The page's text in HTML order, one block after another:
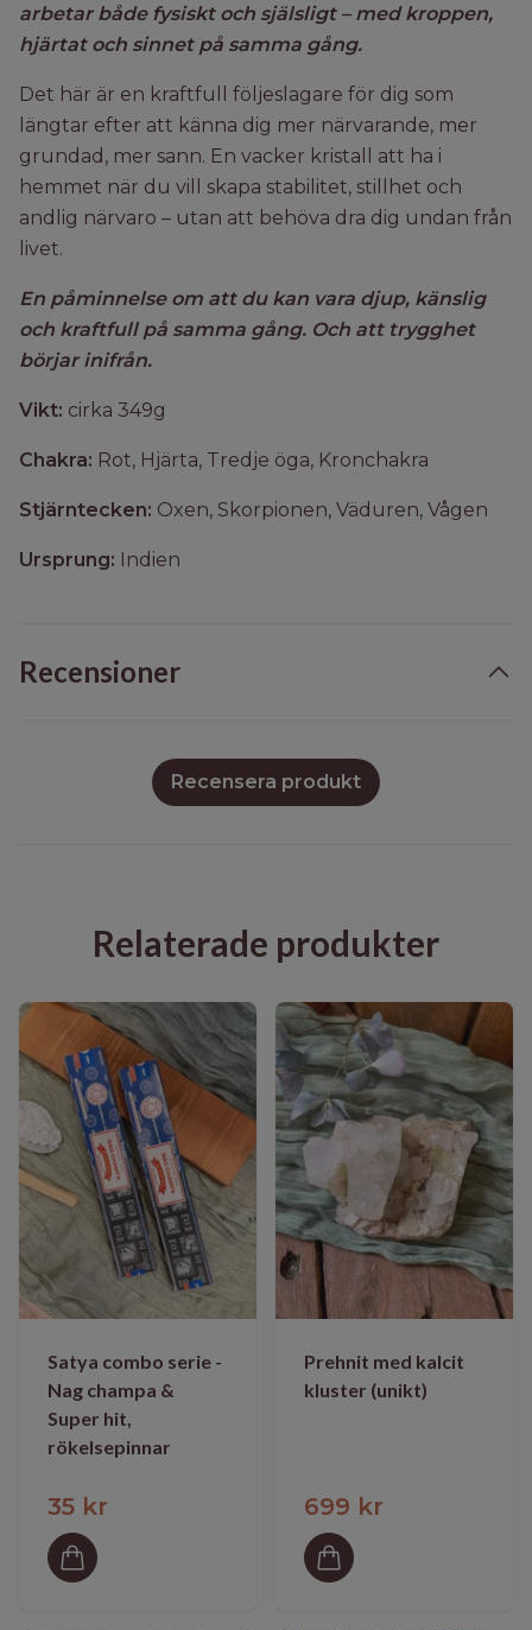
arbetar både fysiskt och själsligt – med kroppen,
hjärtat och sinnet på samma gång.
Det här är en kraftfull följeslagare för dig som
längtar efter att känna dig mer närvarande, mer
grundad, mer sann. En vacker kristall att ha i
hemmet när du vill skapa stabilitet, stillhet och
andlig närvaro – utan att behöva dra dig undan från
livet.
En påminnelse om att du kan vara djup, känslig
och kraftfull på samma gång. Och att trygghet
börjar inifrån.
Vikt: cirka 349g
Chakra: Rot, Hjärta, Tredje öga, Kronchakra
Stjärntecken: Oxen, Skorpionen, Väduren, Vågen
Ursprung: Indien
Recensioner
Recensera produkt
Relaterade produkter
Satya combo serie -
Nag champa &
Super hit,
rökelsepinnar
35 kr
Prehnit med kalcit
kluster (unikt)
699 kr